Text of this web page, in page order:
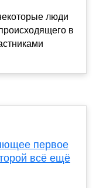
люди
в
первое
всё ещё